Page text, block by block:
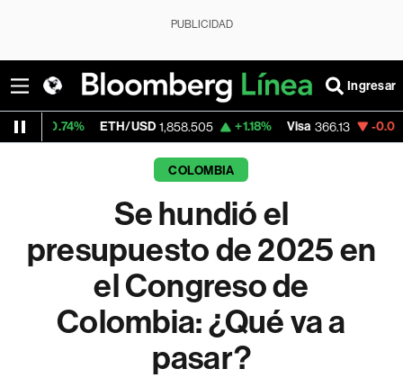
PUBLICIDAD
Ingresar
ETH/USD 1,858.505 +1.18% Visa 366.13 -0.04%
COLOMBIA
Se hundió el
presupuesto de 2025 en
el Congreso de
Colombia: ¿Qué va a
pasar?